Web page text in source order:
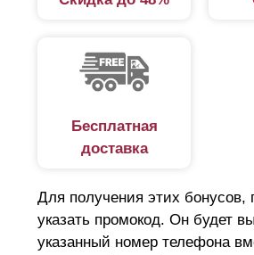
Бесплатная
доставка
Для получения этих бонусов,
указать промокод. Он будет
указанный номер телефона